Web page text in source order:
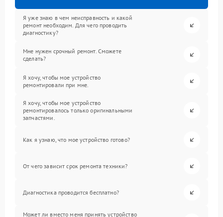
Я уже знаю в чем неисправность и какой
ремонт необходим. Для чего проводить
диагностику?
Мне нужен срочный ремонт. Сможете
сделать?
Я хочу, чтобы мое устройство
ремонтировали при мне.
Я хочу, чтобы мое устройство
ремонтировалось только оригинальными
запчастями.
Как я узнаю, что мое устройство готово?
От чего зависит срок ремонта техники?
Диагностика проводится бесплатно?
Может ли вместо меня принять устройство